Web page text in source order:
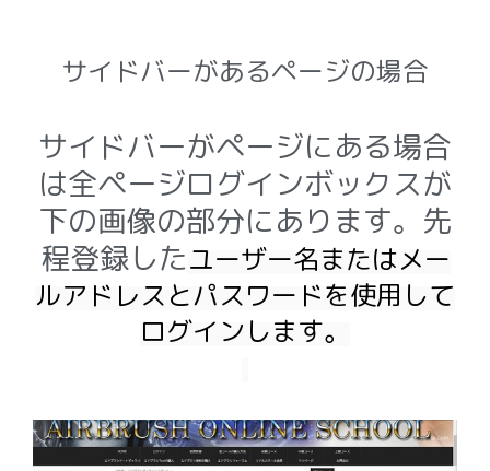
サイドバーがあるページの場合
サイドバーがページにある場合
は全ページログインボックスが
下の画像の部分にあります。先
程登録したユーザー名またはメー
ルアドレスとパスワードを使用して
ログインします。